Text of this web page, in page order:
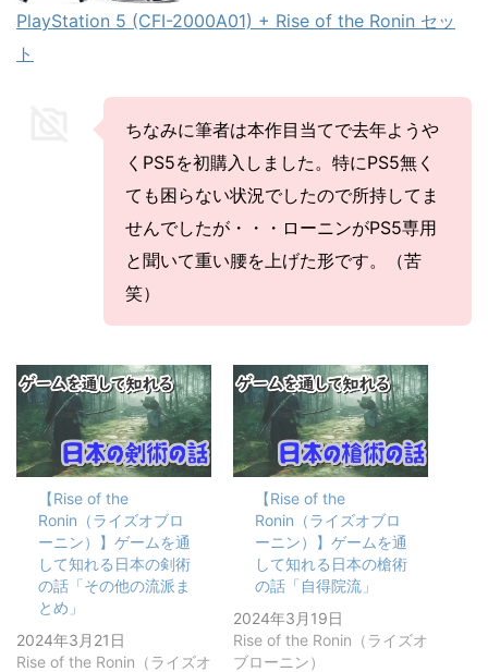
PlayStation 5 (CFI-2000A01) + Rise of the Ronin セッ
ト
ちなみに筆者は本作目当てで去年ようや
くPS5を初購入しました。特にPS5無く
ても困らない状況でしたので所持してま
せんでしたが・・・ローニンがPS5専用
と聞いて重い腰を上げた形です。（苦
笑）
【Rise of the
Ronin（ライズオブロ
ーニン）】ゲームを通
して知れる日本の剣術
の話「その他の流派ま
とめ」
2024年3月21日
Rise of the Ronin（ライズオ
【Rise of the
Ronin（ライズオブロ
ーニン）】ゲームを通
して知れる日本の槍術
の話「自得院流」
2024年3月19日
Rise of the Ronin（ライズオ
ブローニン）